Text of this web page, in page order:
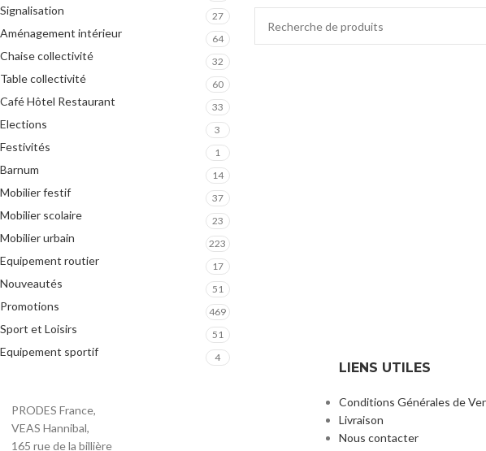
Signalisation 27
Aménagement intérieur 64
Chaise collectivité 32
Table collectivité 60
Café Hôtel Restaurant 33
Elections 3
Festivités 1
Barnum 14
Mobilier festif 37
Mobilier scolaire 23
Mobilier urbain 223
Equipement routier 17
Nouveautés 51
Promotions 469
Sport et Loisirs 51
Equipement sportif 4
PRODES France,
VEAS Hannibal,
165 rue de la billière
LIENS UTILES
Conditions Générales de
Livraison
Nous contacter